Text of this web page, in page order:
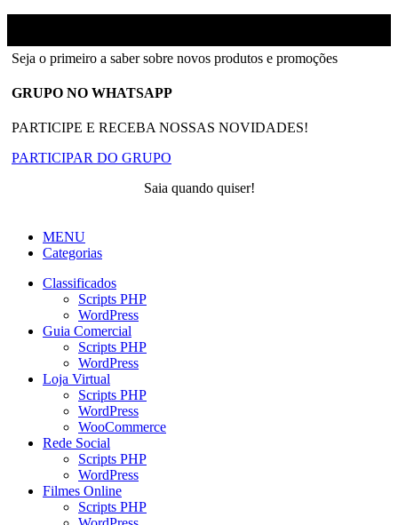
Seja o primeiro a saber sobre novos produtos e promoções
GRUPO NO WHATSAPP
PARTICIPE E RECEBA NOSSAS NOVIDADES!
PARTICIPAR DO GRUPO
Saia quando quiser!
MENU
Categorias
Classificados
Scripts PHP
WordPress
Guia Comercial
Scripts PHP
WordPress
Loja Virtual
Scripts PHP
WordPress
WooCommerce
Rede Social
Scripts PHP
WordPress
Filmes Online
Scripts PHP